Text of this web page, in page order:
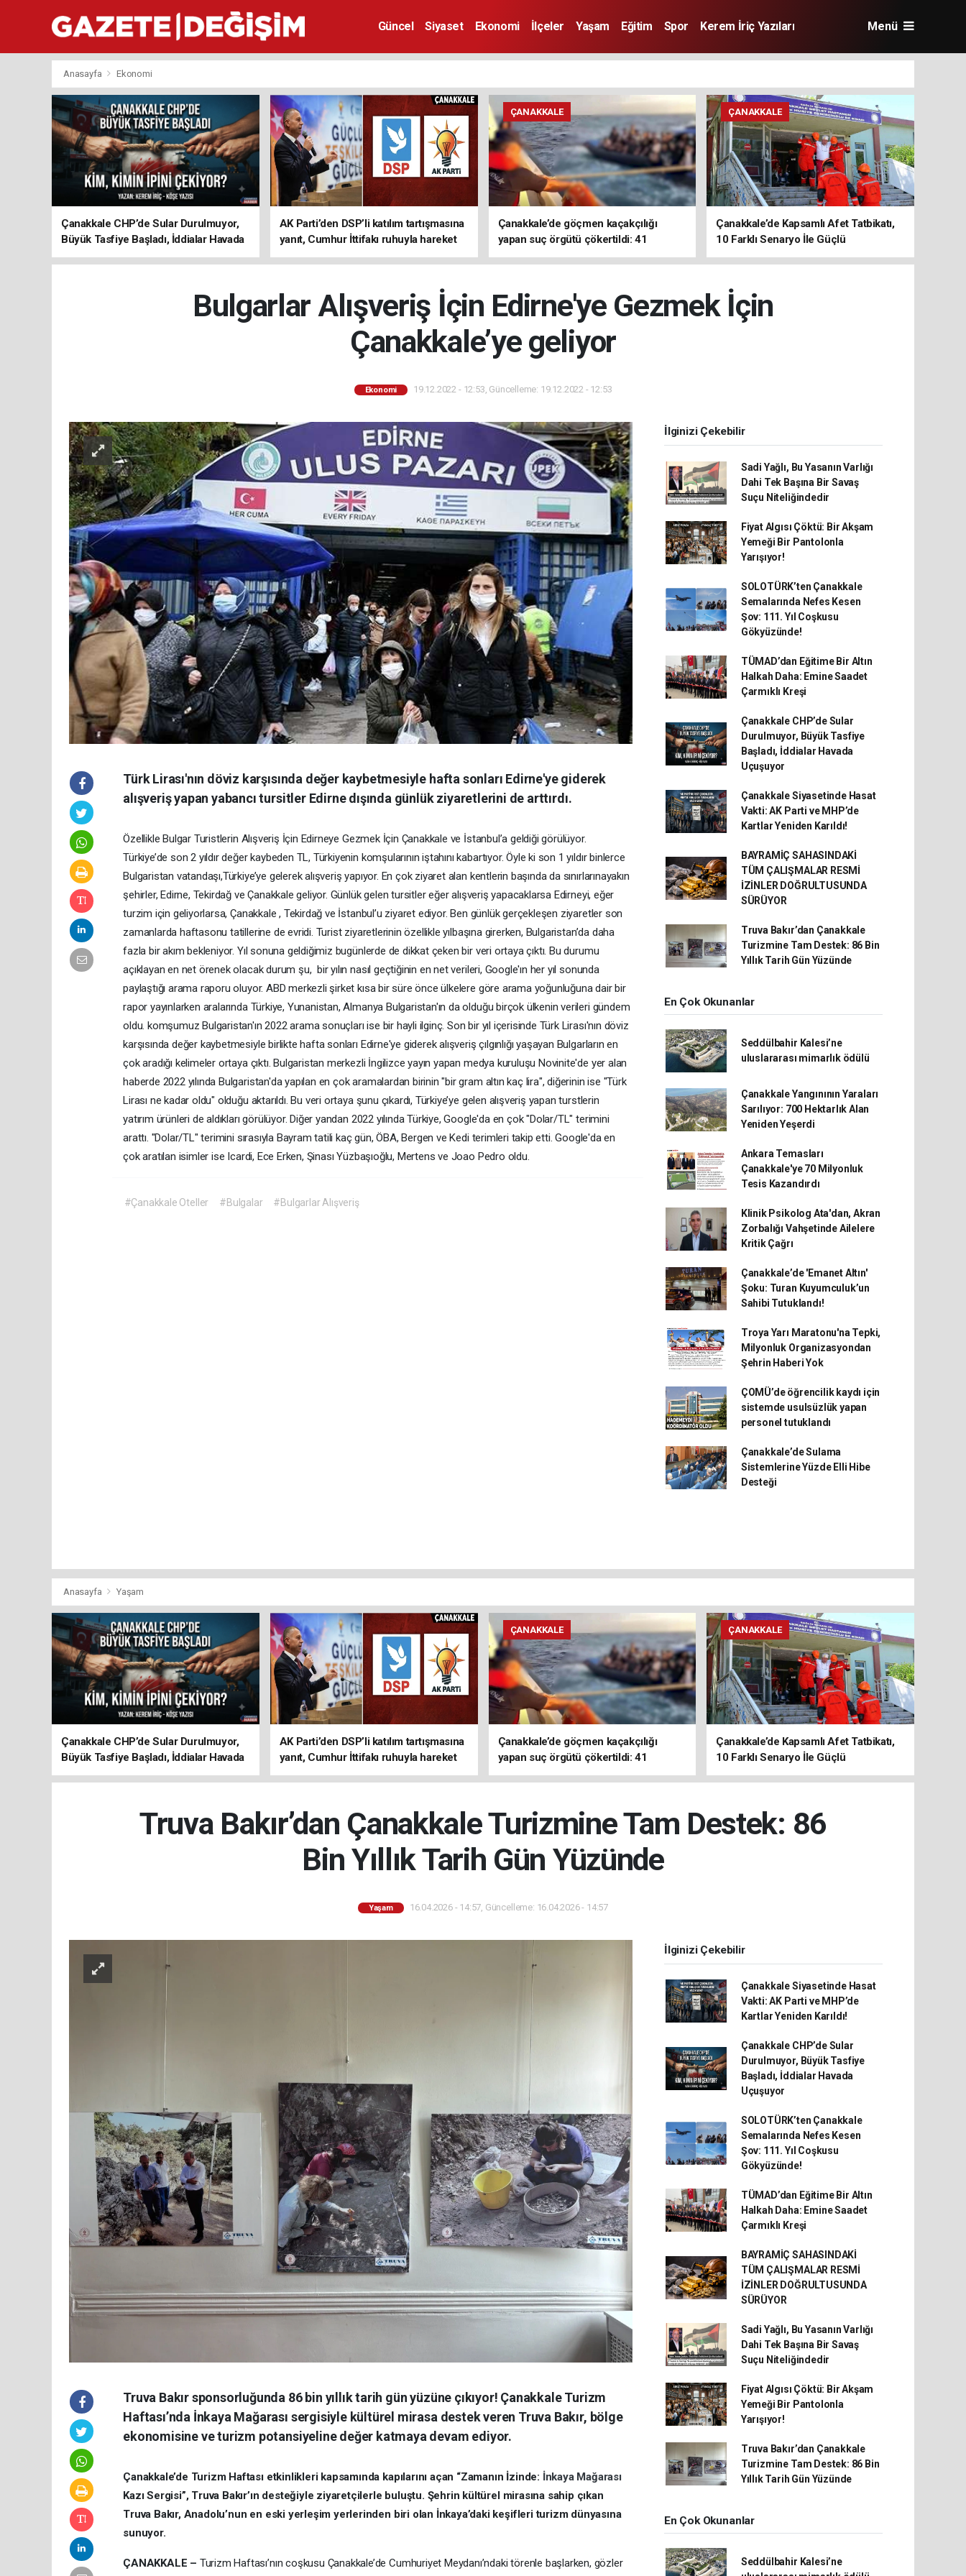
Güncel Siyaset Ekonomi İlçeler Yaşam Eğitim Spor Kerem İriç Yazıları Menü
Anasayfa Ekonomi
Çanakkale CHP’de Sular Durulmuyor,
Büyük Tasfiye Başladı, İddialar Havada
Uçuşuyor
AK Parti’den DSP’li katılım tartışmasına
yanıt, Cumhur İttifakı ruhuyla hareket
ediyoruz
ÇANAKKALE
Çanakkale’de göçmen kaçakçılığı
yapan suç örgütü çökertildi: 41
tutuklama
ÇANAKKALE
Çanakkale’de Kapsamlı Afet Tatbikatı,
10 Farklı Senaryo İle Güçlü
Koordinasyon
Bulgarlar Alışveriş İçin Edirne'ye Gezmek İçin
Çanakkale’ye geliyor
Ekonomi 19.12.2022 - 12:53, Güncelleme: 19.12.2022 - 12:53
Türk Lirası'nın döviz karşısında değer kaybetmesiyle hafta sonları Edirne'ye giderek
alışveriş yapan yabancı tursitler Edirne dışında günlük ziyaretlerini de arttırdı.
Özellikle Bulgar Turistlerin Alışveriş İçin Edirneye Gezmek İçin Çanakkale ve İstanbul’a geldiği görülüyor.
Türkiye’de son 2 yıldır değer kaybeden TL, Türkiyenin komşularının iştahını kabartıyor. Öyle ki son 1 yıldır binlerce
Bulgaristan vatandaşı,Türkiye’ye gelerek alışveriş yapıyor. En çok ziyaret alan kentlerin başında da sınırlarınayakın
şehirler, Edirne, Tekirdağ ve Çanakkale geliyor. Günlük gelen tursitler eğer alışveriş yapacaklarsa Edirneyi, eğer
turzim için geliyorlarsa, Çanakkale , Tekirdağ ve İstanbul’u ziyaret ediyor. Ben günlük gerçekleşen ziyaretler son
zamanlarda haftasonu tatillerine de evridi. Turist ziyaretlerinin özellikle yılbaşına girerken, Bulgaristan’da daha
fazla bir akım bekleniyor. Yıl sonuna geldiğimiz bugünlerde de dikkat çeken bir veri ortaya çıktı. Bu durumu
açıklayan en net örenek olacak durum şu, bir yılın nasıl geçtiğinin en net verileri, Google'ın her yıl sonunda
paylaştığı arama raporu oluyor. ABD merkezli şirket kısa bir süre önce ülkelere göre arama yoğunluğuna dair bir
rapor yayınlarken aralarında Türkiye, Yunanistan, Almanya Bulgaristan'ın da olduğu birçok ülkenin verileri gündem
oldu. komşumuz Bulgaristan'ın 2022 arama sonuçları ise bir hayli ilginç. Son bir yıl içerisinde Türk Lirası'nın döviz
karşısında değer kaybetmesiyle birlikte hafta sonları Edirne'ye giderek alışveriş çılgınlığı yaşayan Bulgarların en
çok aradığı kelimeler ortaya çıktı. Bulgaristan merkezli İngilizce yayın yapan medya kuruluşu Novinite'de yer alan
haberde 2022 yılında Bulgaristan'da yapılan en çok aramalardan birinin "bir gram altın kaç lira", diğerinin ise "Türk
Lirası ne kadar oldu" olduğu aktarıldı. Bu veri ortaya şunu çıkardı, Türkiye’ye gelen alışveriş yapan turstlerin
yatırım ürünleri de aldıkları görülüyor. Diğer yandan 2022 yılında Türkiye, Google'da en çok "Dolar/TL" terimini
arattı. "Dolar/TL" terimini sırasıyla Bayram tatili kaç gün, ÖBA, Bergen ve Kedi terimleri takip etti. Google'da en
çok aratılan isimler ise Icardi, Ece Erken, Şinası Yüzbaşıoğlu, Mertens ve Joao Pedro oldu.
#Çanakkale Oteller #Bulgalar #Bulgarlar Alışveriş
İlginizi Çekebilir
Sadi Yağlı, Bu Yasanın Varlığı
Dahi Tek Başına Bir Savaş
Suçu Niteliğindedir
Fiyat Algısı Çöktü: Bir Akşam
Yemeği Bir Pantolonla
Yarışıyor!
SOLOTÜRK’ten Çanakkale
Semalarında Nefes Kesen
Şov: 111. Yıl Coşkusu
Gökyüzünde!
TÜMAD’dan Eğitime Bir Altın
Halkah Daha: Emine Saadet
Çarmıklı Kreşi
Çanakkale CHP’de Sular
Durulmuyor, Büyük Tasfiye
Başladı, İddialar Havada
Uçuşuyor
Çanakkale Siyasetinde Hasat
Vakti: AK Parti ve MHP’de
Kartlar Yeniden Karıldı!
BAYRAMİÇ SAHASINDAKİ
TÜM ÇALIŞMALAR RESMİ
İZİNLER DOĞRULTUSUNDA
SÜRÜYOR
Truva Bakır’dan Çanakkale
Turizmine Tam Destek: 86 Bin
Yıllık Tarih Gün Yüzünde
En Çok Okunanlar
Seddülbahir Kalesi’ne
uluslararası mimarlık ödülü
Çanakkale Yangınının Yaraları
Sarılıyor: 700 Hektarlık Alan
Yeniden Yeşerdi
Ankara Temasları
Çanakkale'ye 70 Milyonluk
Tesis Kazandırdı
Klinik Psikolog Ata'dan, Akran
Zorbalığı Vahşetinde Ailelere
Kritik Çağrı
Çanakkale’de 'Emanet Altın'
Şoku: Turan Kuyumculuk’un
Sahibi Tutuklandı!
Troya Yarı Maratonu'na Tepki,
Milyonluk Organizasyondan
Şehrin Haberi Yok
ÇOMÜ’de öğrencilik kaydı için
sistemde usulsüzlük yapan
personel tutuklandı
Çanakkale’de Sulama
Sistemlerine Yüzde Elli Hibe
Desteği
Anasayfa Yaşam
Çanakkale CHP’de Sular Durulmuyor,
Büyük Tasfiye Başladı, İddialar Havada
Uçuşuyor
AK Parti’den DSP’li katılım tartışmasına
yanıt, Cumhur İttifakı ruhuyla hareket
ediyoruz
ÇANAKKALE
Çanakkale’de göçmen kaçakçılığı
yapan suç örgütü çökertildi: 41
tutuklama
ÇANAKKALE
Çanakkale’de Kapsamlı Afet Tatbikatı,
10 Farklı Senaryo İle Güçlü
Koordinasyon
Truva Bakır’dan Çanakkale Turizmine Tam Destek: 86
Bin Yıllık Tarih Gün Yüzünde
Yaşam 16.04.2026 - 14:57, Güncelleme: 16.04.2026 - 14:57
Truva Bakır sponsorluğunda 86 bin yıllık tarih gün yüzüne çıkıyor! Çanakkale Turizm
Haftası’nda İnkaya Mağarası sergisiyle kültürel mirasa destek veren Truva Bakır, bölge
ekonomisine ve turizm potansiyeline değer katmaya devam ediyor.
Çanakkale’de Turizm Haftası etkinlikleri kapsamında kapılarını açan “Zamanın İzinde: İnkaya Mağarası
Kazı Sergisi”, Truva Bakır’ın desteğiyle ziyaretçilerle buluştu. Şehrin kültürel mirasına sahip çıkan
Truva Bakır, Anadolu’nun en eski yerleşim yerlerinden biri olan İnkaya’daki keşifleri turizm dünyasına
sunuyor.
ÇANAKKALE – Turizm Haftası’nın coşkusu Çanakkale’de Cumhuriyet Meydanı’ndaki törenle başlarken, gözler
İlginizi Çekebilir
Çanakkale Siyasetinde Hasat
Vakti: AK Parti ve MHP’de
Kartlar Yeniden Karıldı!
Çanakkale CHP’de Sular
Durulmuyor, Büyük Tasfiye
Başladı, İddialar Havada
Uçuşuyor
SOLOTÜRK’ten Çanakkale
Semalarında Nefes Kesen
Şov: 111. Yıl Coşkusu
Gökyüzünde!
TÜMAD’dan Eğitime Bir Altın
Halkah Daha: Emine Saadet
Çarmıklı Kreşi
BAYRAMİÇ SAHASINDAKİ
TÜM ÇALIŞMALAR RESMİ
İZİNLER DOĞRULTUSUNDA
SÜRÜYOR
Sadi Yağlı, Bu Yasanın Varlığı
Dahi Tek Başına Bir Savaş
Suçu Niteliğindedir
Fiyat Algısı Çöktü: Bir Akşam
Yemeği Bir Pantolonla
Yarışıyor!
Truva Bakır’dan Çanakkale
Turizmine Tam Destek: 86 Bin
Yıllık Tarih Gün Yüzünde
En Çok Okunanlar
Seddülbahir Kalesi’ne